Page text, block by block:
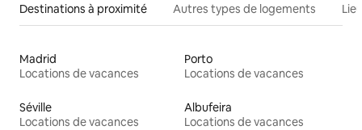
Destinations à proximité Autres types de logements
Madrid
Locations de vacances
Porto
Locations de vacances
Séville
Locations de vacances
Albufeira
Locations de vacances